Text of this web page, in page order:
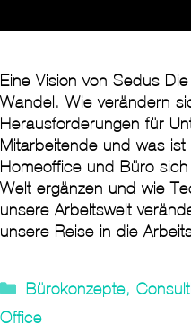
Eine Vision von Sedus
Wandel. Wie verändern
Herausforderungen für
Mitarbeitende und was
Homeoffice und Büro
Welt ergänzen und wie
unsere Arbeitswelt
unsere Reise in die
Kategorien
Bürokonzepte,
Office